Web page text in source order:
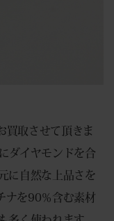
買取させて頂きま
ダイヤモンドを合
に自然な上品さを
ナを90％含む素材